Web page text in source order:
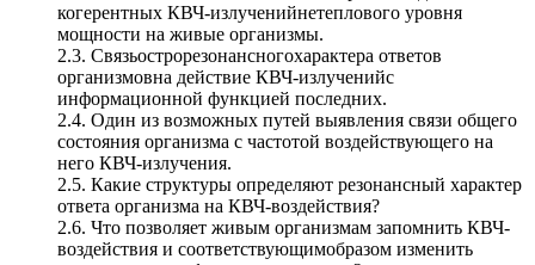
когерентных КВЧ-излученийнетеплового уровня
мощности на живые организмы.
2.3. Связьострорезонансногохарактера ответов
организмовна действие КВЧ-излученийс
информационной функцией последних.
2.4. Один из возможных путей выявления связи общего
состояния организма с частотой воздействующего на
него КВЧ-излучения.
2.5. Какие структуры определяют резонансный характер
ответа организма на КВЧ-воздействия?
2.6. Что позволяет живым организмам запомнить КВЧ-
воздействия и соответствующимобразом изменить